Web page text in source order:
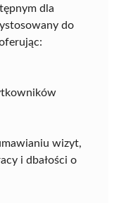
dla
do
wizyt,
i dbałości o